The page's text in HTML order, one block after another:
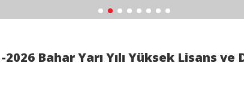
2026 Bahar Yarı Yılı Yüksek Lisans